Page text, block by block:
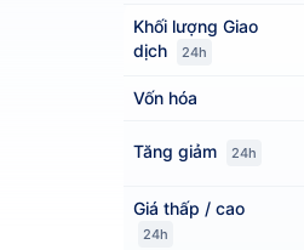
Khối lượng Giao
dịch
24h
Vốn hóa
Tăng giảm 24h
Giá thấp / cao
24h